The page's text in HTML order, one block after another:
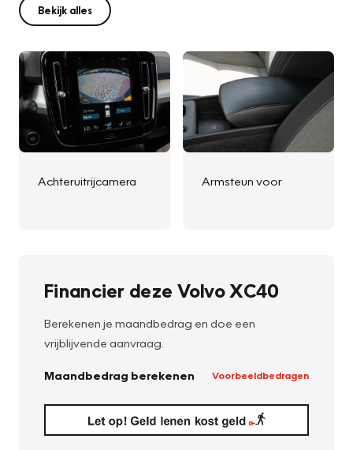
Bekijk alles
Achteruitrijcamera Armsteun voor
Financier deze Volvo XC40
Berekenen je maandbedrag en doe een
vrijblijvende aanvraag.
Maandbedrag berekenen Voorbeeldbedragen